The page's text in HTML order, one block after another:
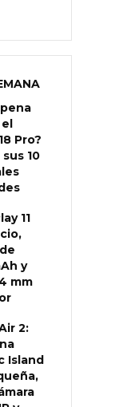
Pro?
10
11
y
mm
2:
Island